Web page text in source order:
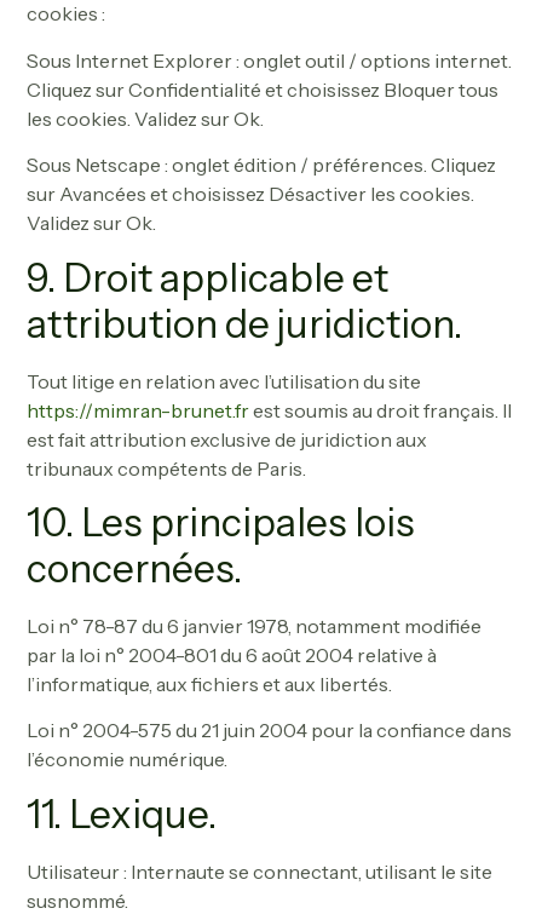
cookies :
Sous Internet Explorer : onglet outil / options internet.
Cliquez sur Confidentialité et choisissez Bloquer tous
les cookies. Validez sur Ok.
Sous Netscape : onglet édition / préférences. Cliquez
sur Avancées et choisissez Désactiver les cookies.
Validez sur Ok.
9. Droit applicable et
attribution de juridiction.
Tout litige en relation avec l’utilisation du site
https://mimran-brunet.frest soumis au droit français. Il
est fait attribution exclusive de juridiction aux
tribunaux compétents de Paris.
10. Les principales lois
concernées.
Loi n° 78-87 du 6 janvier 1978, notamment modifiée
par la loi n° 2004-801 du 6 août 2004 relative à
l’informatique, aux fichiers et aux libertés.
Loi n° 2004-575 du 21 juin 2004 pour la confiance dans
l’économie numérique.
11. Lexique.
Utilisateur : Internaute se connectant, utilisant le site
susnommé.